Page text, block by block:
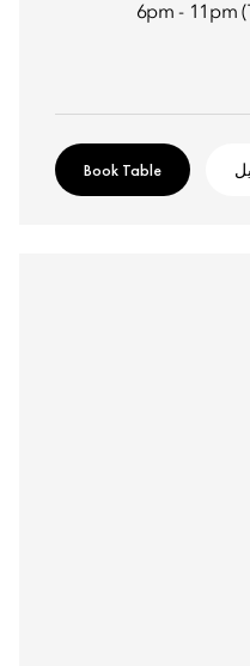
6pm - 11pm
Book Table